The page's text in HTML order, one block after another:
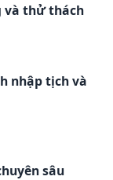
và thử thách
nhập tịch và
sâu